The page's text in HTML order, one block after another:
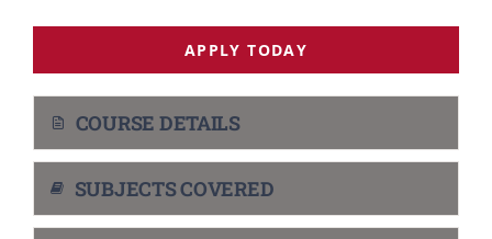
APPLY TODAY
COURSE DETAILS
SUBJECTS COVERED